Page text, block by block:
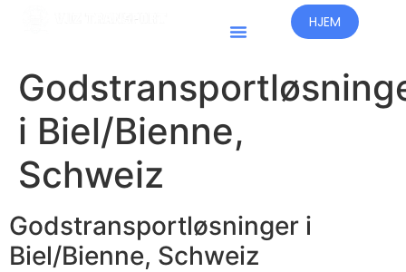
HJEM
i Biel/Bienne,
Schweiz
Godstransportløsninger i
Biel/Bienne, Schweiz